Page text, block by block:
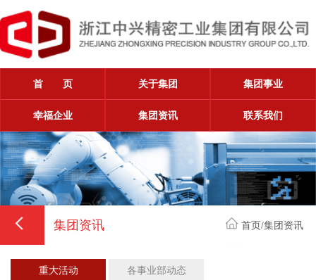
首 页 关于集团 集团事业
幸福企业 集团资讯 联系我们
集团资讯 首页/集团资讯
重大活动 各事业部动态